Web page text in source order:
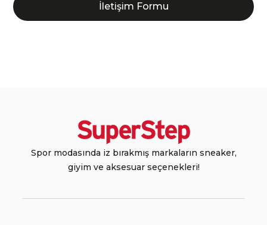
İletişim Formu
Spor modasında iz bırakmış markaların sneaker,
giyim ve aksesuar seçenekleri!